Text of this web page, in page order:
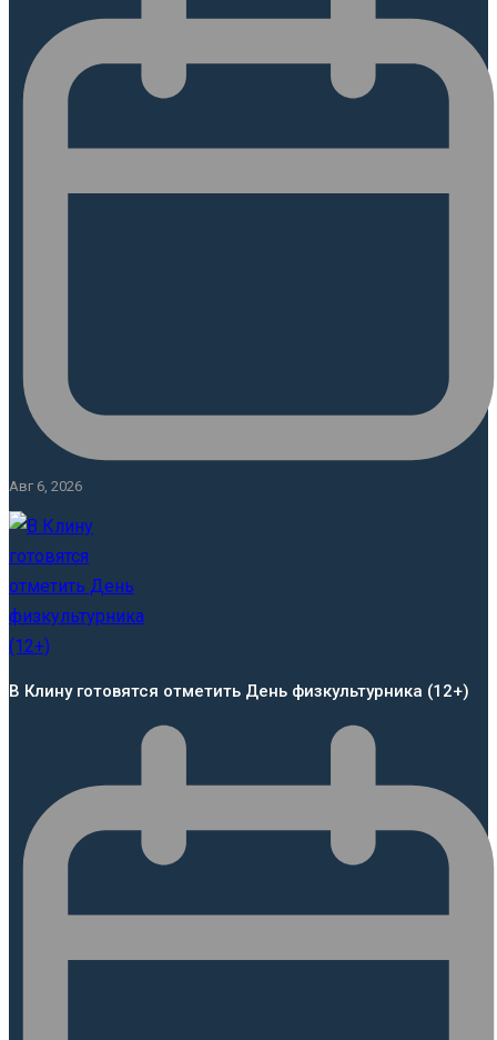
Авг 6, 2026
В Клину готовятся отметить День физкультурника (12+)